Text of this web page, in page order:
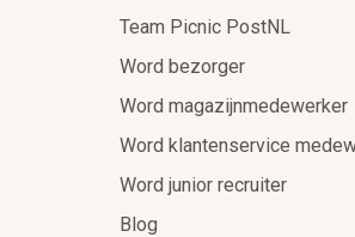
Team Picnic PostNL
Word bezorger
Word magazijnmedewerker
Word klantenservice
Word junior recruiter
Blog